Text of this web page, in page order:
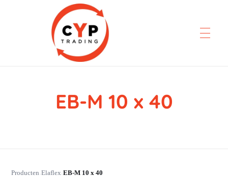
CYP Trading
Professionelle Ersatzteilbeschaffung
EB-M 10 x 40
Producten›Elaflex›EB-M 10 x 40